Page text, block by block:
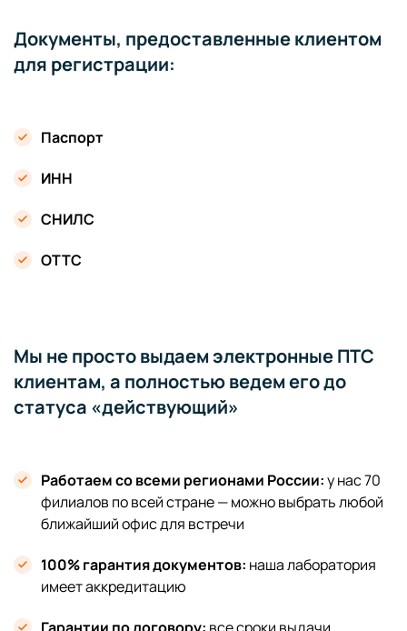
Документы, предоставленные клиентом
для регистрации:
Паспорт
ИНН
СНИЛС
ОТТС
Мы не просто выдаем электронные ПТС
клиентам, а полностью ведем его до
статуса «действующий»
Работаем со всеми регионами России:у нас 70
филиалов по всей стране — можно выбрать любой
ближайший офис для встречи
100% гарантия документов: наша лаборатория
имеет аккредитацию
Гарантии по договору: все сроки выдачи